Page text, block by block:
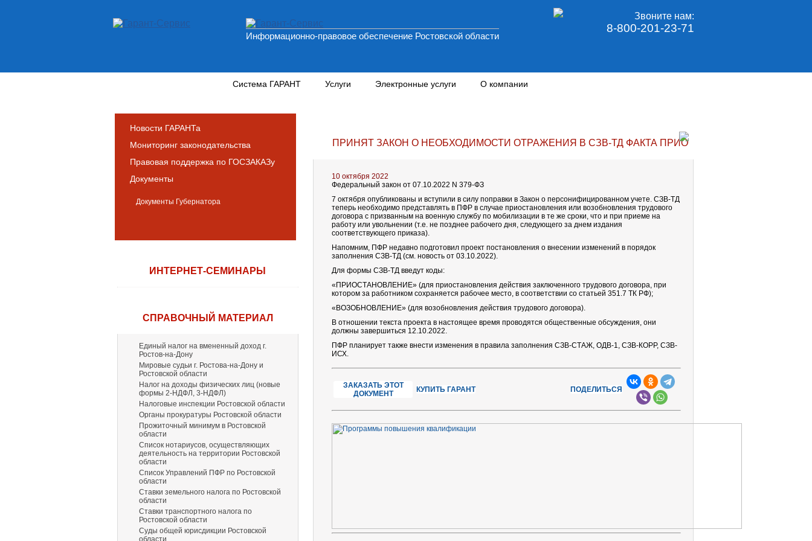
Информационно-правовое обеспечение Ростовской области
Звоните нам:
8-800-201-23-71
Система ГАРАНТ Услуги Электронные услуги О компании
Новости ГАРАНТа
Мониторинг законодательства
Правовая поддержка по ГОСЗАКАЗу
Документы
Документы Губернатора
ИНТЕРНЕТ-СЕМИНАРЫ
СПРАВОЧНЫЙ МАТЕРИАЛ
Единый налог на вмененный доход г.
Ростов-на-Дону
Мировые судьи г. Ростова-на-Дону и
Ростовской области
Налог на доходы физических лиц (новые
формы 2-НДФЛ, 3-НДФЛ)
Налоговые инспекции Ростовской области
Органы прокуратуры Ростовской области
Прожиточный минимум в Ростовской
области
Список нотариусов, осуществляющих
деятельность на территории Ростовской
области
Список Управлений ПФР по Ростовской
области
Ставки земельного налога по Ростовской
области
Ставки транспортного налога по
Ростовской области
Суды общей юрисдикции Ростовской
области
ПРИНЯТ ЗАКОН О НЕОБХОДИМОСТИ ОТРАЖЕНИЯ В СЗВ-ТД ФАКТА ПРИОСТАНОВЛЕНИЯ
10 октября 2022
Федеральный закон от 07.10.2022 N 379-ФЗ
7 октября опубликованы и вступили в силу поправки в Закон о персонифицированном учете. СЗВ-ТД
теперь необходимо представлять в ПФР в случае приостановления или возобновления трудового
договора с призванным на военную службу по мобилизации в те же сроки, что и при приеме на
работу или увольнении (т.е. не позднее рабочего дня, следующего за днем издания
соответствующего приказа).
Напомним, ПФР недавно подготовил проект постановления о внесении изменений в порядок
заполнения СЗВ-ТД (см. новость от 03.10.2022).
Для формы СЗВ-ТД введут коды:
«ПРИОСТАНОВЛЕНИЕ» (для приостановления действия заключенного трудового договора, при
котором за работником сохраняется рабочее место, в соответствии со статьей 351.7 ТК РФ);
«ВОЗОБНОВЛЕНИЕ» (для возобновления действия трудового договора).
В отношении текста проекта в настоящее время проводятся общественные обсуждения, они
должны завершиться 12.10.2022.
ПФР планирует также внести изменения в правила заполнения СЗВ-СТАЖ, ОДВ-1, СЗВ-КОРР, СЗВ-
ИСХ.
ЗАКАЗАТЬ ЭТОТ
ДОКУМЕНТ
КУПИТЬ ГАРАНТ ПОДЕЛИТЬСЯ